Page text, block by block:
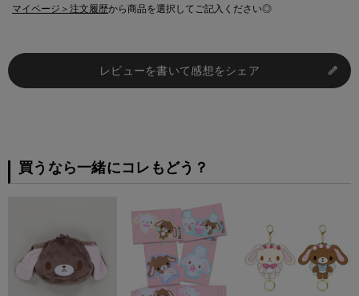
マイページ＞注文履歴から商品を選択してご記入ください◎
レビューを書いて感想をシェア
買うなら一緒にコレもどう？